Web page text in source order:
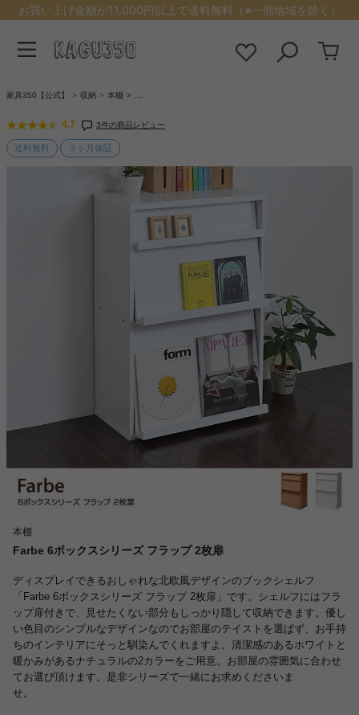
お買い上げ金額が11,000円以上で送料無料（※一部地域を除く）
家具350【公式】 収納 本棚
4.7 3件の商品レビュー
送料無料 ３ヶ月保証
本棚
Farbe 6ボックスシリーズ フラップ 2枚扉
ディスプレイできるおしゃれな北欧風デザインのブックシェルフ
「Farbe 6ボックスシリーズ フラップ 2枚扉」です。シェルフにはフラ
ップ扉付きで、見せたくない部分もしっかり隠して収納できます。優し
い色目のシンプルなデザインなのでお部屋のテイストを選ばず、お手持
ちのインテリアにそっと馴染んでくれますよ。清潔感のあるホワイトと
暖かみがあるナチュラルの2カラーをご用意。お部屋の雰囲気に合わせ
てお選び頂けます。是非シリーズで一緒にお求めくださいま
せ。